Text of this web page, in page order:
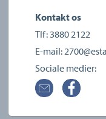
Kontakt os
Tlf: 3880 2122
E-mail:
Sociale medier: